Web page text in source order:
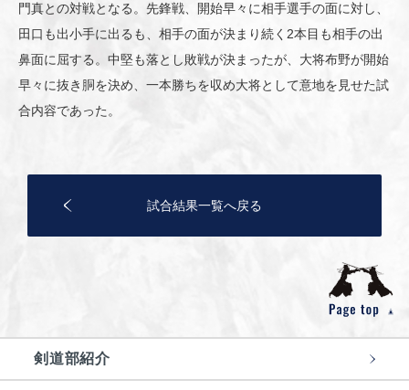
門真との対戦となる。先鋒戦、開始早々に相手選手の面に対し、
田口も出小手に出るも、相手の面が決まり続く2本目も相手の出
鼻面に屈する。中堅も落とし敗戦が決まったが、大将布野が開始
早々に抜き胴を決め、一本勝ちを収め大将として意地を見せた試
合内容であった。
試合結果一覧へ戻る
剣道部紹介